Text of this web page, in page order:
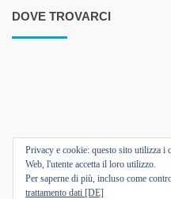
DOVE TROVARCI
Privacy e cookie: questo sito utilizza i
Web, l'utente accetta il loro utilizzo.
Per saperne di più, incluso come
trattamento dati [DE]